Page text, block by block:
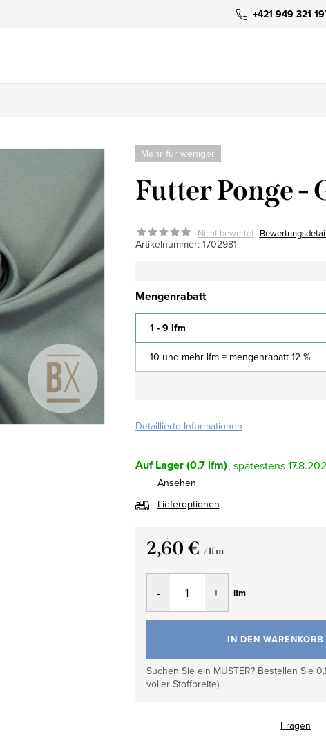
+421 949 321
Mehr für weniger
Futter Ponge -
Nicht bewertet
Artikelnummer: 1702981
Mengenrabatt
1 - 9 lfm
10 und mehr lfm = mengenrabatt 12 %
Detaillierte Informationen
Auf Lager(0,7 lfm)
Ansehen
Lieferoptionen
2,60 € / lfm
Verkaufspreis:
lfm
IN DEN WARENKORB
Suchen Sie ein MUSTER? Bestellen Sie
voller Stoffbreite).
Fragen